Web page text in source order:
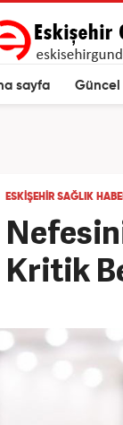
sayfa Güncel
ESKIŞEHIR SAĞLIK
Kritik